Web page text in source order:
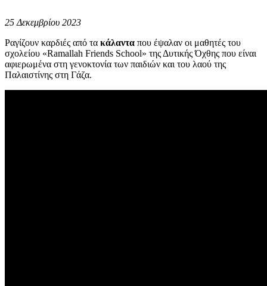
25 Δεκεμβρίου 2023
Ραγίζουν καρδιές από τα κάλαντα που έψαλαν οι μαθητές του
σχολείου «Ramallah Friends School» της Δυτικής Όχθης που είναι
αφιερωμένα στη γενοκτονία των παιδιών και του λαού της
Παλαιστίνης στη Γάζα.